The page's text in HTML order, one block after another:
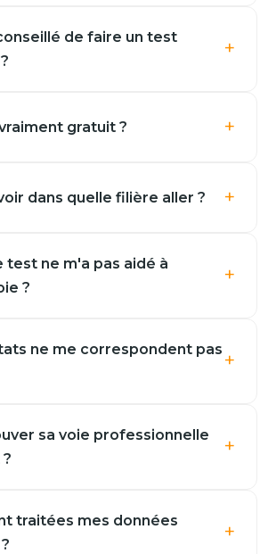
de faire un test
gratuit ?
dans quelle filière aller ?
test ne m'a pas aidé à
?
ne me correspondent pas
sa voie professionnelle
traitées mes données